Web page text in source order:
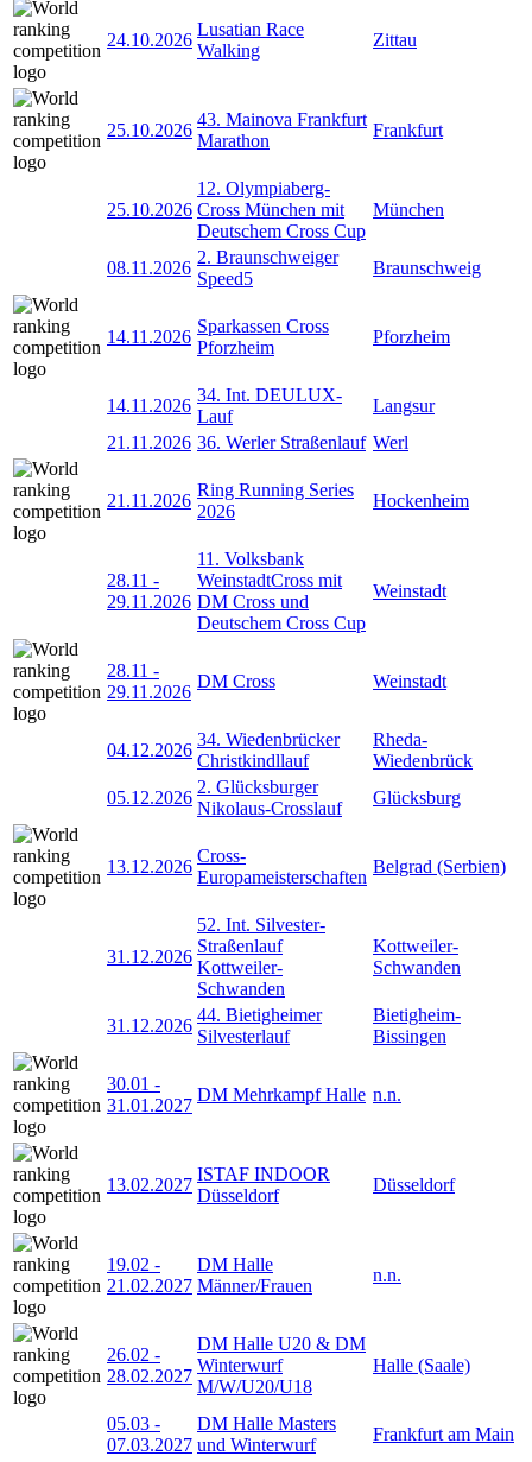
24.10.2026
Lusatian Race
Walking
Zittau
25.10.2026
43. Mainova Frankfurt
Marathon
Frankfurt
25.10.2026
12. Olympiaberg-
Cross München mit
Deutschem Cross Cup
München
08.11.2026
2. Braunschweiger
Speed5
Braunschweig
14.11.2026
Sparkassen Cross
Pforzheim
Pforzheim
14.11.2026
34. Int. DEULUX-
Lauf
Langsur
21.11.2026 36. Werler Straßenlauf Werl
21.11.2026
Ring Running Series
2026
Hockenheim
28.11 -
29.11.2026
11. Volksbank
WeinstadtCross mit
DM Cross und
Deutschem Cross Cup
Weinstadt
28.11 -
29.11.2026
DM Cross Weinstadt
04.12.2026
34. Wiedenbrücker
Christkindllauf
Rheda-
Wiedenbrück
05.12.2026
2. Glücksburger
Nikolaus-Crosslauf
Glücksburg
13.12.2026
Cross-
Europameisterschaften
Belgrad (Serbien)
31.12.2026
52. Int. Silvester-
Straßenlauf
Kottweiler-
Schwanden
Kottweiler-
Schwanden
31.12.2026
44. Bietigheimer
Silvesterlauf
Bietigheim-
Bissingen
30.01 -
31.01.2027
DM Mehrkampf Halle n.n.
13.02.2027
ISTAF INDOOR
Düsseldorf
Düsseldorf
19.02 -
21.02.2027
DM Halle
Männer/Frauen
n.n.
26.02 -
28.02.2027
DM Halle U20 & DM
Winterwurf
M/W/U20/U18
Halle (Saale)
05.03 -
07.03.2027
DM Halle Masters
und Winterwurf
Frankfurt am Main